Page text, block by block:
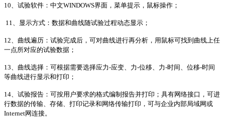
10、试验软件：中文WINDOWS界面，菜单提示，鼠标操作；
11、显示方式：数据和曲线随试验过程动态显示；
12、曲线遍历：试验完成后，可对曲线进行再分析，用鼠标可找到曲线上任
一点所对应的试验数据；
13、曲线选择：可根据需要选择应力-应变、力-位移、力-时间、位移-时间
等曲线进行显示和打印；
14、试验报告：可按用户要求的格式编制报告并打印；具有网络接口，可进
行数据的传输、存储、打印记录和网络传输打印，可与企业内部局域网或
Internet网连接。